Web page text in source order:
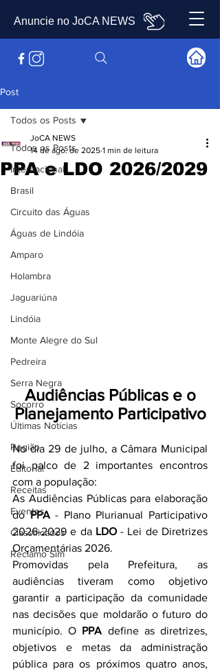
Anuncie no JoCA NEWS
Post
Todos os Posts
Internacional
Brasil
Circuito das Águas
Águas de Lindóia
Amparo
Holambra
Jaguariúna
Lindóia
Monte Alegre do Sul
Pedreira
Serra Negra
Socorro
Últimas Notícias
Região
Editorial
Receitas
Eventos
Classificados
Reclamo Sim
Todos os Posts
PPA e LDO 2026/2029
JoCA NEWS
14 de ago. de 2025 1 min de leitura
Audiências Públicas e o
Planejamento Participativo
No dia 29 de julho, a Câmara Municipal
foi palco de 2 importantes encontros
com a população:
As Audiências Públicas para elaboração
do PPA - Plano Plurianual Participativo
2026-2029 e da LDO - Lei de Diretrizes
Orçamentárias 2026.
Promovidas pela Prefeitura, as
audiências tiveram como objetivo
garantir a participação da comunidade
nas decisões que moldarão o futuro do
município. O PPA define as diretrizes,
objetivos e metas da administração
pública para os próximos quatro anos,